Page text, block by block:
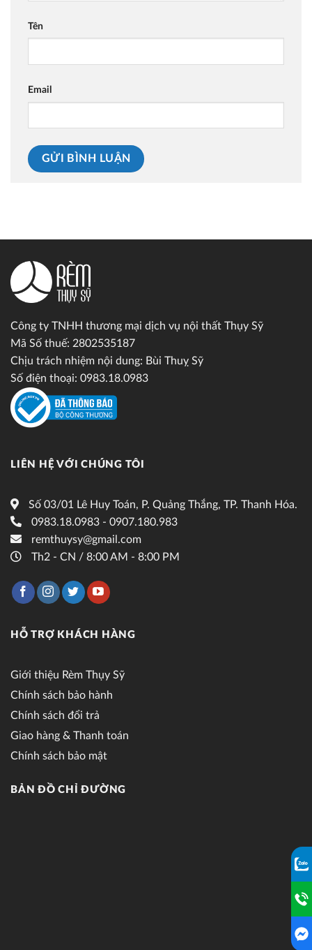
Tên
Email
Công ty TNHH thương mại dịch vụ nội thất Thụy Sỹ
Mã Số thuế: 2802535187
Chịu trách nhiệm nội dung: Bùi Thuỵ Sỹ
Số điện thoại: 0983.18.0983
LIÊN HỆ VỚI CHÚNG TÔI
Số 03/01 Lê Huy Toán, P. Quảng Thắng, TP. Thanh Hóa.
0983.18.0983 - 0907.180.983
remthuysy@gmail.com
Th2 - CN / 8:00 AM - 8:00 PM
HỖ TRỢ KHÁCH HÀNG
Giới thiệu Rèm Thụy Sỹ
Chính sách bảo hành
Chính sách đổi trả
Giao hàng & Thanh toán
Chính sách bảo mật
BẢN ĐỒ CHỈ ĐƯỜNG